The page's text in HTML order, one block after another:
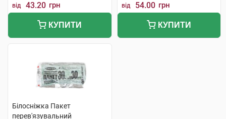
від 43.20 грн
КУПИТИ
від 54.00 грн
КУПИТИ
Білосніжка Пакет
перев'язувальний